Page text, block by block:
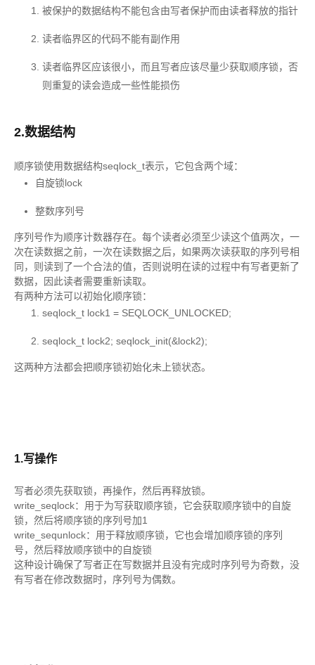
被保护的数据结构不能包含由写者保护而由读者释放的指针
读者临界区的代码不能有副作用
读者临界区应该很小，而且写者应该尽量少获取顺序锁，否
则重复的读会造成一些性能损伤
2.数据结构
顺序锁使用数据结构seqlock_t表示，它包含两个域：
自旋锁lock
整数序列号
序列号作为顺序计数器存在。每个读者必须至少读这个值两次，一
次在读数据之前，一次在读数据之后，如果两次读获取的序列号相
同，则读到了一个合法的值，否则说明在读的过程中有写者更新了
数据，因此读者需要重新读取。
有两种方法可以初始化顺序锁：
seqlock_t lock1 = SEQLOCK_UNLOCKED;
seqlock_t lock2; seqlock_init(&lock2);
这两种方法都会把顺序锁初始化未上锁状态。
1.写操作
写者必须先获取锁，再操作，然后再释放锁。
write_seqlock：用于为写获取顺序锁，它会获取顺序锁中的自旋
锁，然后将顺序锁的序列号加1
write_sequnlock：用于释放顺序锁，它也会增加顺序锁的序列
号，然后释放顺序锁中的自旋锁
这种设计确保了写者正在写数据并且没有完成时序列号为奇数，没
有写者在修改数据时，序列号为偶数。